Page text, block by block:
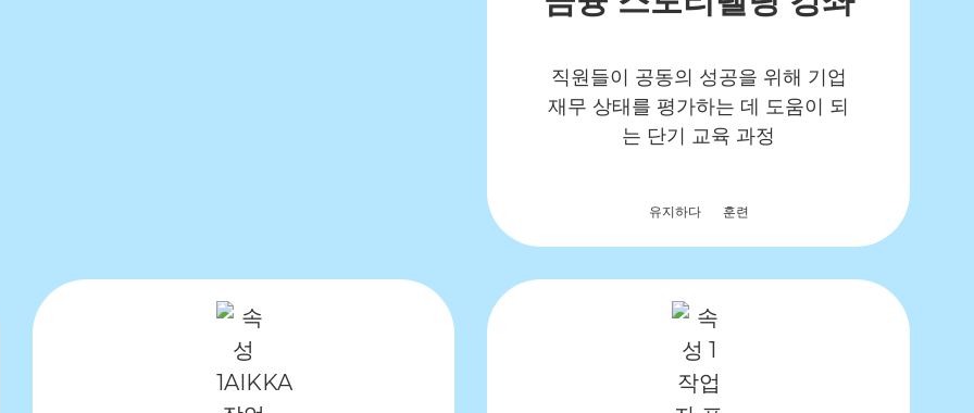
직원들이 공동의 성공을 위해 기업
재무 상태를 평가하는 데 도움이 되
는 단기 교육 과정
유지하다 훈련